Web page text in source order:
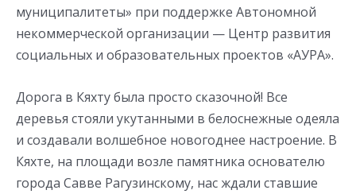
муниципалитеты» при поддержке Автономной
некоммерческой организации — Центр развития
социальных и образовательных проектов «АУРА».
Дорога в Кяхту была просто сказочной! Все
деревья стояли укутанными в белоснежные одеяла
и создавали волшебное новогоднее настроение. В
Кяхте, на площади возле памятника основателю
города Савве Рагузинскому, нас ждали ставшие